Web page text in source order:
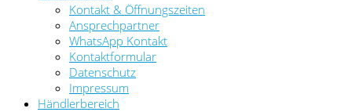
Kontakt & Öffnungszeiten
Ansprechpartner
WhatsApp Kontakt
Kontaktformular
Datenschutz
Impressum
Händlerbereich